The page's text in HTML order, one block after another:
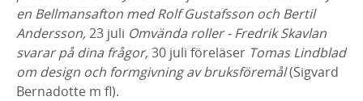
en Bellmansafton med Rolf Gustafsson och Bertil
Andersson, 23 juli Omvända roller - Fredrik Skavlan
svarar på dina frågor, 30 juli föreläser Tomas Lindblad
om design och formgivning av bruksföremål(Sigvard
Bernadotte m fl).